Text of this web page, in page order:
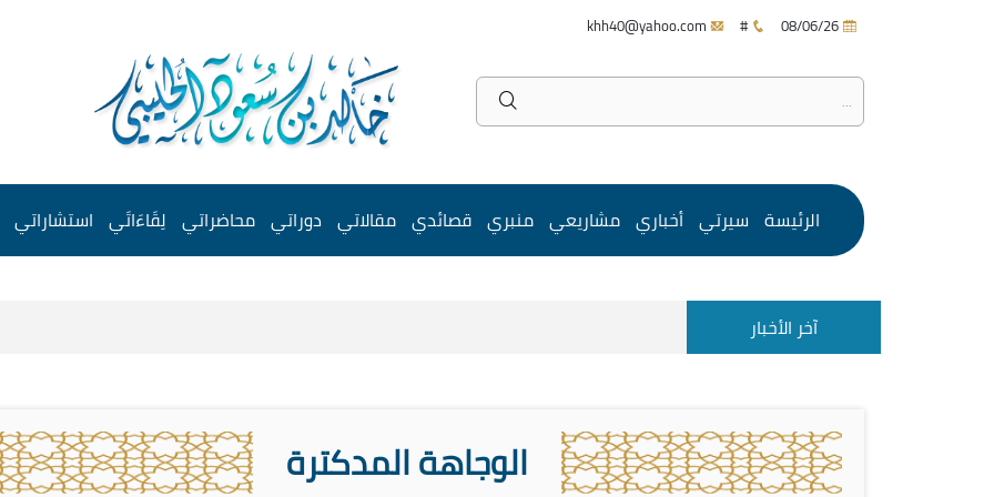
#
الرئيسة سيرتي أخباري مشاريعي منبري قصائدي مقالاتي دوراتي محاضراتي لِقَاءَاتَي استشاراتي
آخر الأخبار
الوجاهة المدكترة